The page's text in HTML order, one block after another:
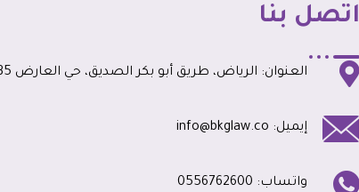
اتصل بنا
العنوان: الرياض، طريق أبو بكر الصديق، حي العارض 13335.
إيميل: info@bkglaw.co
واتساب: 0556762600